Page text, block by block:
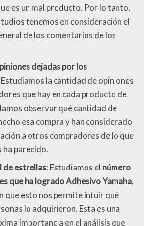
es un mal producto. Por lo tanto,
tenemos en consideración el
de los comentarios de los
dejadas por los
Estudiamos la cantidad de opiniones
que hay en cada producto de
observar qué cantidad de
esa compra y han considerado
a otros compradores de lo que
ha parecido.
de estrellas: Estudiamos el número
que ha logrado Adhesivo Yamaha,
que esto nos permite intuir qué
lo adquirieron. Esta es una
importancia en el análisis que